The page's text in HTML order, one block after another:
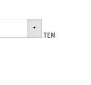
+
ΤΕΜ